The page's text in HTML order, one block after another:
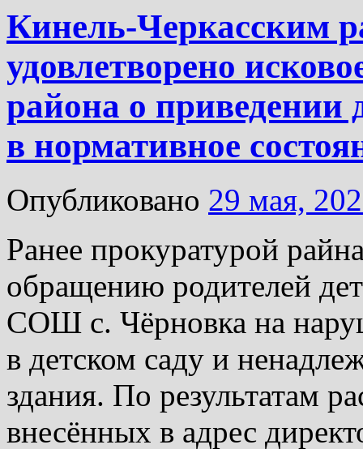
Кинель-Черкасским
удовлетворено
района о приведении
в нормативное
Опубликовано 29 мая,
Ранее прокуратурой
обращению родителей
СОШ с. Чёрновка на
в детском саду и
здания. По результатам
внесённых в адрес